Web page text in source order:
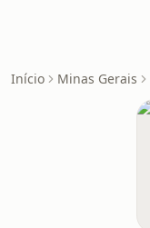
Início Minas Gerais